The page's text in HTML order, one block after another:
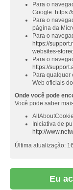
Para o
Google:
Para o
página da
Para o
https://
websites-
Para o
https://
Para qualquer
Web oficiais
Onde você pode
Você pode saber
Iniciativa de
http://
Última atualização: